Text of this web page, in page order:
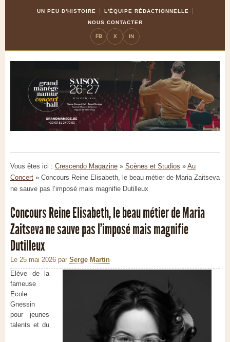
UN PEU D'HISTOIRE
L'ÉQUIPE RÉDACTIONNELLE
NOUS CONTACTER
FB X IN
Vous êtes ici : Crescendo Magazine » Scènes et Studios » Au
Concert » Concours Reine Elisabeth, le beau métier de Maria Zaitseva
ne sauve pas l’imposé mais magnifie Dutilleux
Concours Reine Elisabeth, le beau métier de Maria
Zaitseva ne sauve pas l’imposé mais magnifie
Dutilleux
Le 25 mai 2026 par Serge Martin
Elève de la
fameuse
Ecole
Gnessin
pour jeunes
talents et du